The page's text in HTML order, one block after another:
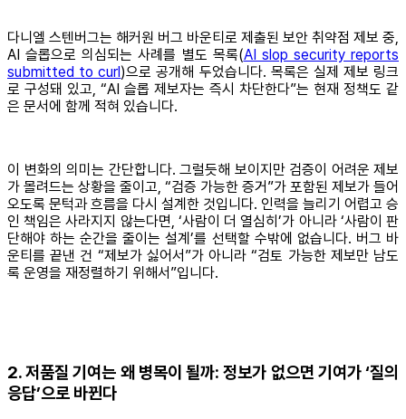
다니엘 스텐버그는 해커원 버그 바운티로 제출된 보안 취약점 제보 중,
AI 슬롭으로 의심되는 사례를 별도 목록(AI slop security reports
submitted to curl)으로 공개해 두었습니다. 목록은 실제 제보 링크
로 구성돼 있고, “AI 슬롭 제보자는 즉시 차단한다”는 현재 정책도 같
은 문서에 함께 적혀 있습니다.
이 변화의 의미는 간단합니다. 그럴듯해 보이지만 검증이 어려운 제보
가 몰려드는 상황을 줄이고, “검증 가능한 증거”가 포함된 제보가 들어
오도록 문턱과 흐름을 다시 설계한 것입니다. 인력을 늘리기 어렵고 승
인 책임은 사라지지 않는다면, ‘사람이 더 열심히’가 아니라 ‘사람이 판
단해야 하는 순간을 줄이는 설계’를 선택할 수밖에 없습니다. 버그 바
운티를 끝낸 건 “제보가 싫어서”가 아니라 “검토 가능한 제보만 남도
록 운영을 재정렬하기 위해서”입니다.
2. 저품질 기여는 왜 병목이 될까: 정보가 없으면 기여가 ‘질의
응답’으로 바뀐다